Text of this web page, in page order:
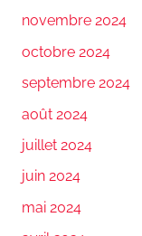
novembre 2024
octobre 2024
septembre 2024
août 2024
juillet 2024
juin 2024
mai 2024